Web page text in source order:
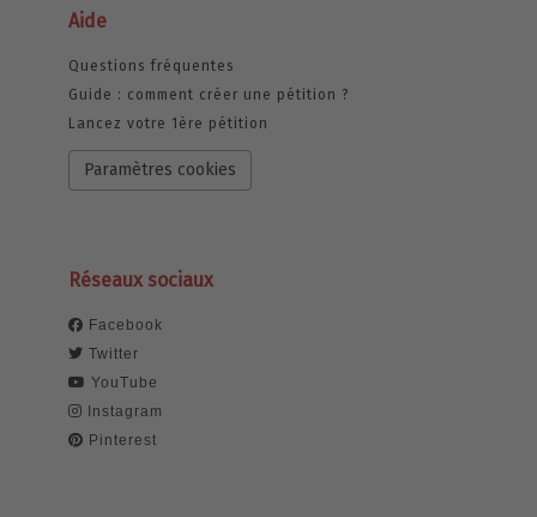
Aide
Questions fréquentes
Guide : comment créer une pétition ?
Lancez votre 1ère pétition
Paramètres cookies
Réseaux sociaux
Facebook
Twitter
YouTube
Instagram
Pinterest